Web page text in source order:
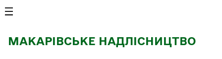
МАКАРІВСЬКЕ НАДЛІСНИЦТВО